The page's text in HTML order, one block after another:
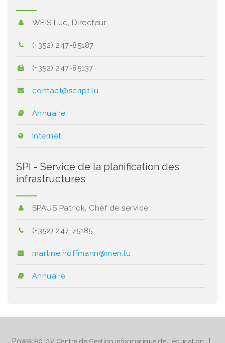
WEIS Luc, Directeur
(+352) 247-85187
(+352) 247-85137
contact@script.lu
Annuaire
Internet
SPI - Service de la planification des
infrastructures
SPAUS Patrick, Chef de service
(+352) 247-75185
martine.hoffmann@men.lu
Annuaire
Powered by Centre de Gestion informatique de l'éducation